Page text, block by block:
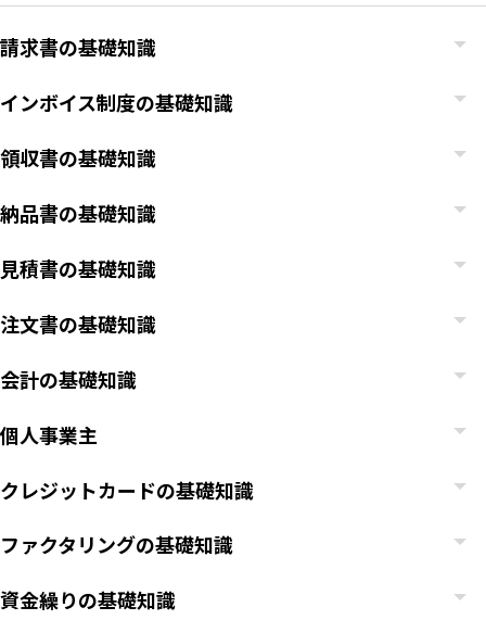
請求書の基礎知識
インボイス制度の基礎知識
領収書の基礎知識
納品書の基礎知識
見積書の基礎知識
注文書の基礎知識
会計の基礎知識
個人事業主
クレジットカードの基礎知識
ファクタリングの基礎知識
資金繰りの基礎知識